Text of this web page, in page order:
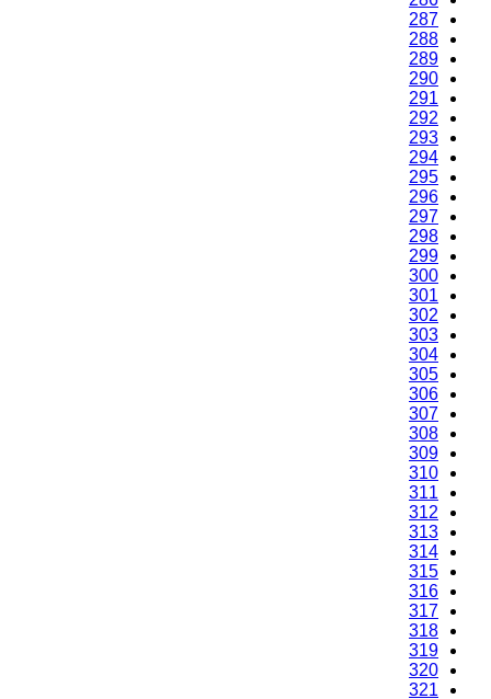
287
288
289
290
291
292
293
294
295
296
297
298
299
300
301
302
303
304
305
306
307
308
309
310
311
312
313
314
315
316
317
318
319
320
321